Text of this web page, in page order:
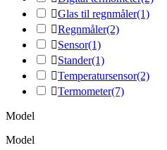
Glas til regnmåler(1)
Regnmåler(2)
Sensor(1)
Stander(1)
Temperatursensor(2)
Termometer(7)
Model
Model